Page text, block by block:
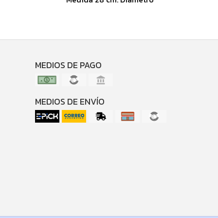
MEDIOS DE PAGO
MEDIOS DE ENVÍO